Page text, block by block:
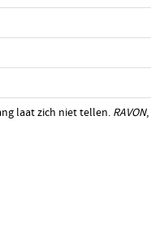
laat zich niet tellen. RAVON,